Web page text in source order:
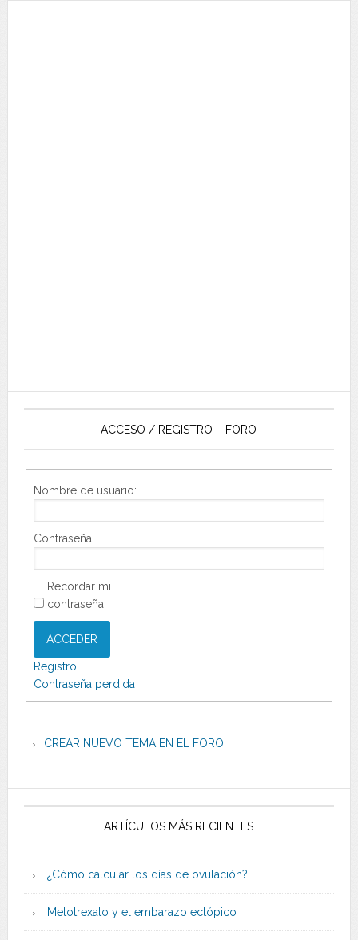
ACCESO / REGISTRO – FORO
Nombre de usuario:
Contraseña:
Recordar mi
contraseña
ACCEDER
Registro
Contraseña perdida
CREAR NUEVO TEMA EN EL FORO
ARTÍCULOS MÁS RECIENTES
¿Cómo calcular los días de ovulación?
Metotrexato y el embarazo ectópico